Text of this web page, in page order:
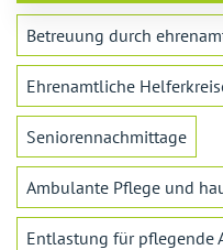
Betreuung durch
Ehrenamtliche
Seniorennachmittage
Ambulante Pflege und
Entlastung für pflegende